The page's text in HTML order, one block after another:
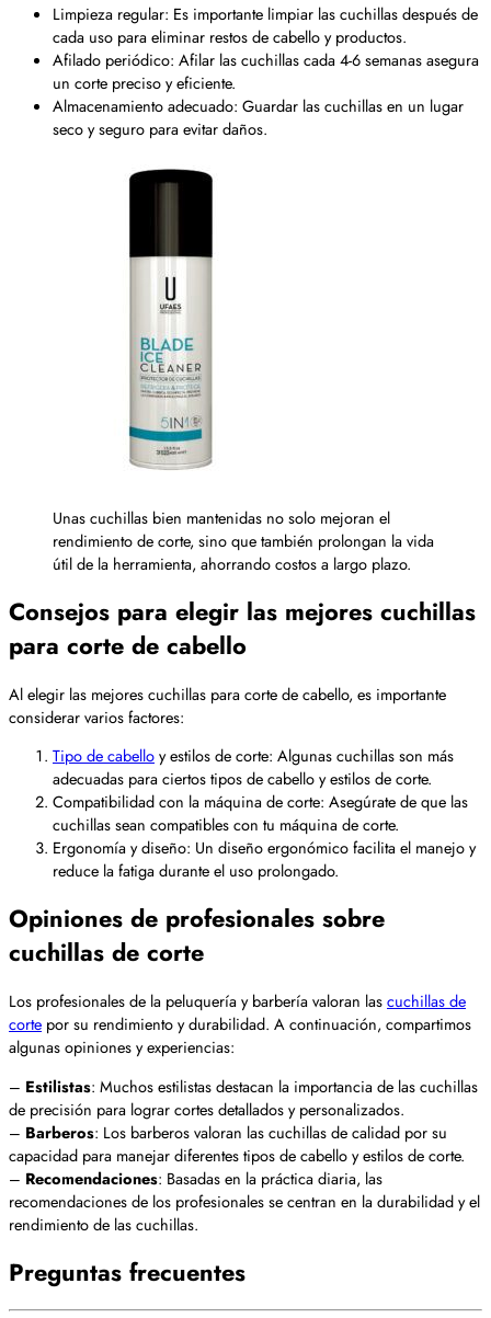
Limpieza regular: Es importante limpiar las cuchillas después de
cada uso para eliminar restos de cabello y productos.
Afilado periódico: Afilar las cuchillas cada 4-6 semanas asegura
un corte preciso y eficiente.
Almacenamiento adecuado: Guardar las cuchillas en un lugar
seco y seguro para evitar daños.
Unas cuchillas bien mantenidas no solo mejoran el
rendimiento de corte, sino que también prolongan la vida
útil de la herramienta, ahorrando costos a largo plazo.
Consejos para elegir las mejores cuchillas
para corte de cabello
Al elegir las mejores cuchillas para corte de cabello, es importante
considerar varios factores:
Tipo de cabelloy estilos de corte: Algunas cuchillas son más
adecuadas para ciertos tipos de cabello y estilos de corte.
Compatibilidad con la máquina de corte: Asegúrate de que las
cuchillas sean compatibles con tu máquina de corte.
Ergonomía y diseño: Un diseño ergonómico facilita el manejo y
reduce la fatiga durante el uso prolongado.
Opiniones de profesionales sobre
cuchillas de corte
Los profesionales de la peluquería y barbería valoran lascuchillas de
corte por su rendimiento y durabilidad. A continuación, compartimos
algunas opiniones y experiencias:
– Estilistas: Muchos estilistas destacan la importancia de las cuchillas
de precisión para lograr cortes detallados y personalizados.
– Barberos: Los barberos valoran las cuchillas de calidad por su
capacidad para manejar diferentes tipos de cabello y estilos de corte.
– Recomendaciones: Basadas en la práctica diaria, las
recomendaciones de los profesionales se centran en la durabilidad y el
rendimiento de las cuchillas.
Preguntas frecuentes